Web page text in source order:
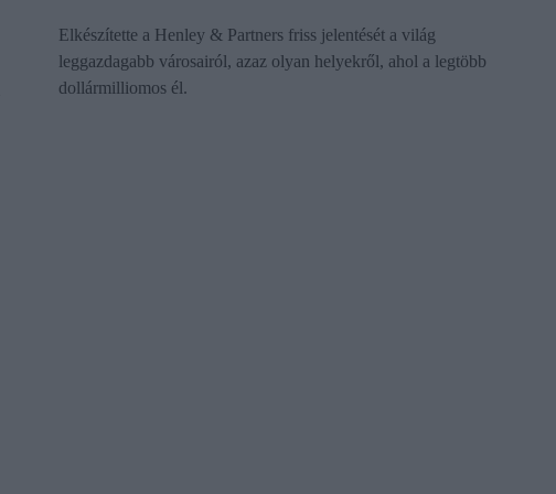
Elkészítette a Henley & Partners friss jelentését a világ
leggazdagabb városairól, azaz olyan helyekről, ahol a legtöbb
dollármilliomos él.